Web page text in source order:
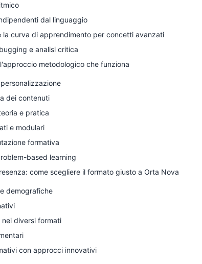
dal linguaggio
la curva di apprendimento per concetti avanzati
e analisi critica
metodologico che funziona
dei contenuti
e pratica
e modulari
formativa
based learning
come scegliere il formato giusto a Orta Nova
demografiche
diversi formati
con approcci innovativi